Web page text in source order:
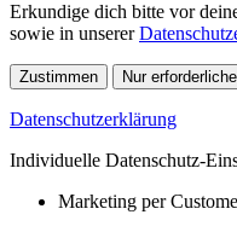
Erkundige dich bitte vor
sowie in unserer
Zustimmen Nur erforderliche
Datenschutzerklärung
Individuelle Datenschutz-
Marketing per